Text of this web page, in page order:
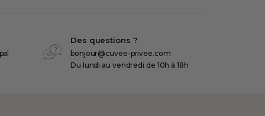
Des questions ?
bonjour@cuvee-privee.com
Du lundi au vendredi de 10h à 18h